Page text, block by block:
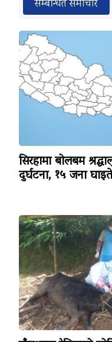
सम्बन्धित समाचार
सिरहामा बोलबम
दुर्घटना, १५ जना घाइते